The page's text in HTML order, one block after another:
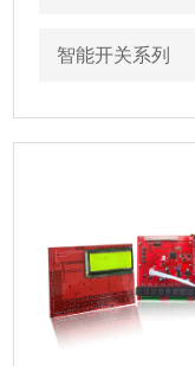
智能开关系列